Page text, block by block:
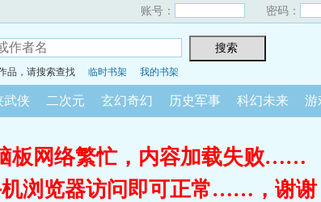
账号： 密码：
品，请搜索查找 临时书架 我的书架
武侠 二次元 玄幻奇幻 历史军事 科幻未来 游
板网络繁忙，内容加载失败……
浏览器访问即可正常……，谢谢